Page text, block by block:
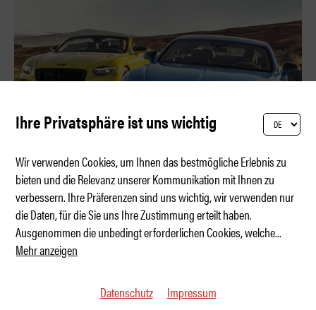
No Limits mit eLSD auf dem TT-Kurs
Ihre Privatsphäre ist uns wichtig
Wir verwenden Cookies, um Ihnen das bestmögliche Erlebnis zu
bieten und die Relevanz unserer Kommunikation mit Ihnen zu
verbessern. Ihre Präferenzen sind uns wichtig, wir verwenden nur
die Daten, für die Sie uns Ihre Zustimmung erteilt haben.
Ausgenommen die unbedingt erforderlichen Cookies, welche...
Mehr anzeigen
Datenschutz Impressum